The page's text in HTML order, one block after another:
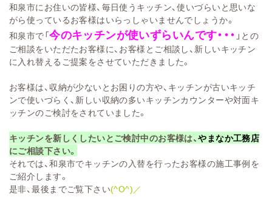
和泉市にお住いの皆様、毎日使うキッチン、使いづらいと思いな
がら使っているお客様はいらっしゃいませんでしょうか。
和泉市で「今のキッチンが使いずらいんです・・・ 」との
ご相談をいただたお客様に、お客様とご相談し、新しいキッチン
に入れ替えるご提案をさせていただきました。
お客様は、収納が少ないとお困りの方や、キッチンが古いキッチ
ンで使いづらく、新しい収納の多いキッチンカウンターや対面キ
ッチンのご検討をされていました。
キッチンを新しくしたいとご検討中のお客様は、やまなか工務店
にご相談下さい。
それでは、和泉市でキッチンの入替を行ったお客様の施工事例を
ご紹介します。
是非、最後までご覧下さい(^O^)／